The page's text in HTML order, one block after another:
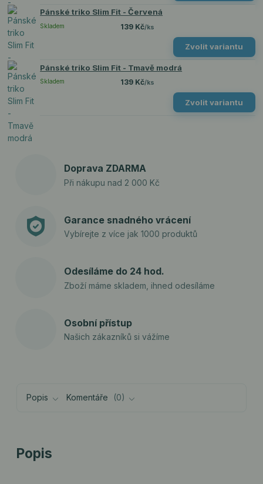
Pánské triko Slim Fit - Červená
139 Kč/ks
Skladem
Zvolit variantu
Pánské triko Slim Fit - Tmavě modrá
139 Kč/ks
Skladem
Zvolit variantu
Doprava ZDARMA
Při nákupu nad 2 000 Kč
Garance snadného vrácení
Vybírejte z více jak 1000 produktů
Odesíláme do 24 hod.
Zboží máme skladem, ihned odesíláme
Osobní přístup
Našich zákazníků si vážíme
Popis Komentáře 0
Popis